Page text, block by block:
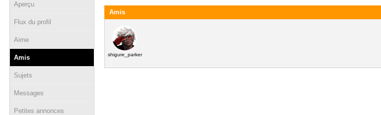
Aperçu
Flux du profil
Aime
Amis
Sujets
Messages
Petites annonces
Amis
shigure_parker